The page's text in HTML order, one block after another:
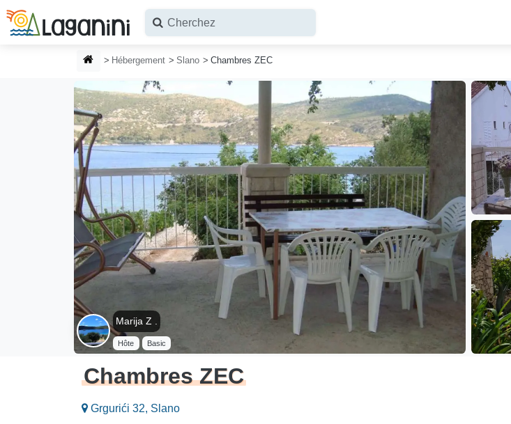
Aller au contenu principal
PAGE D'ACCUEIL
Hébergement Slano Chambres ZEC
Marija Z .
Hôte Basic
Chambres ZEC
Grgurići 32, Slano